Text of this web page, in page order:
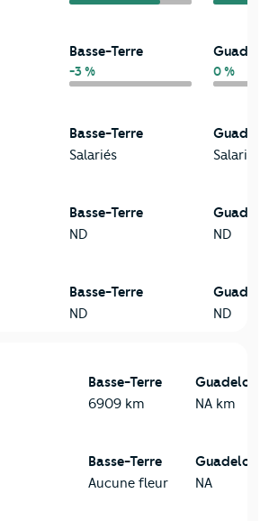
Basse-Terre
-3 % 0 %
Basse-Terre
Salariés
Salariés
Basse-Terre
ND
ND
Basse-Terre
ND
ND
Basse-Terre
6909 km
NA km
Basse-Terre
Aucune fleur
NA